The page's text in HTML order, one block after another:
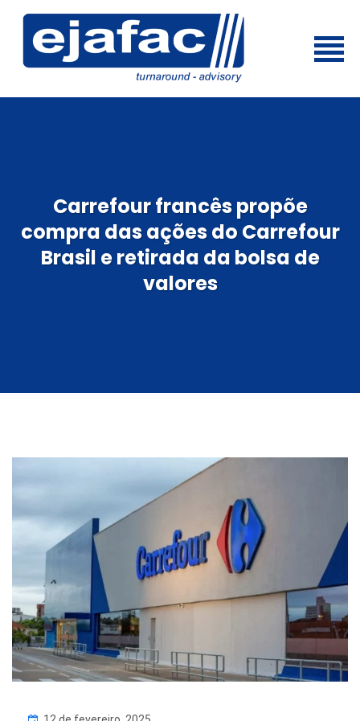
Carrefour francês propõe
compra das ações do Carrefour
Brasil e retirada da bolsa de
valores